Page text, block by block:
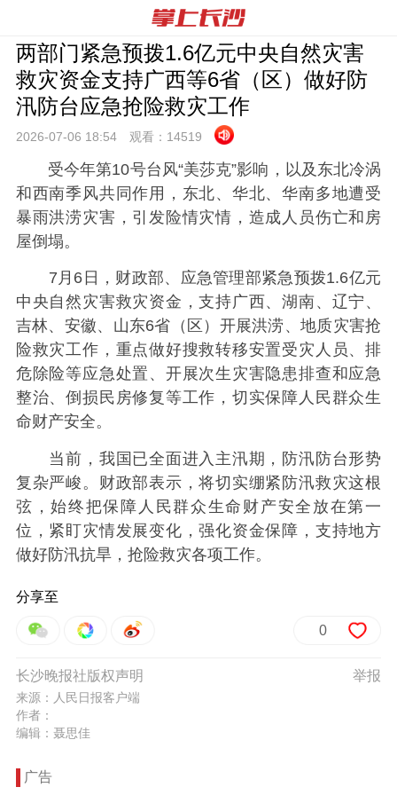
两部门紧急预拨1.6亿元中央自然灾害
救灾资金支持广西等6省（区）做好防
汛防台应急抢险救灾工作
2026-07-06 18:54 观看： 14519
受今年第10号台风“美莎克”影响，以及东北冷涡
和西南季风共同作用，东北、华北、华南多地遭受
暴雨洪涝灾害，引发险情灾情，造成人员伤亡和房
屋倒塌。
7月6日，财政部、应急管理部紧急预拨1.6亿元
中央自然灾害救灾资金，支持广西、湖南、辽宁、
吉林、安徽、山东6省（区）开展洪涝、地质灾害抢
险救灾工作，重点做好搜救转移安置受灾人员、排
危除险等应急处置、开展次生灾害隐患排查和应急
整治、倒损民房修复等工作，切实保障人民群众生
命财产安全。
当前，我国已全面进入主汛期，防汛防台形势
复杂严峻。财政部表示，将切实绷紧防汛救灾这根
弦，始终把保障人民群众生命财产安全放在第一
位，紧盯灾情发展变化，强化资金保障，支持地方
做好防汛抗旱，抢险救灾各项工作。
分享至
0
举报
长沙晚报社版权声明
来源：人民日报客户端
作者：
编辑：聂思佳
广告